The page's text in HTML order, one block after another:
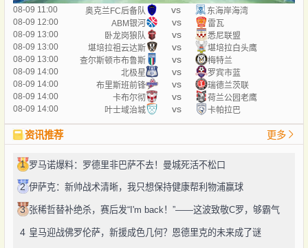
08-09 11:00 奥克兰FC后备队 vs
东海岸海湾
08-09 12:00
ABM银河 vs
雷瓦
08-09 13:00
卧龙岗狼队 vs
悉尼联盟
08-09 13:00
堪培拉祖云达斯 vs
堪培拉白头鹰
08-09 13:00
查尔斯顿市布鲁斯 vs
梅特兰
08-09 14:00
北极星 vs
罗宾市蓝
08-09 14:00
布里斯班前锋 vs
瑞德兰茨联
08-09 14:00
卡布尔彻 vs
荷兰公园老鹰
08-09 14:00
叶士域治城 vs 卡帕拉巴
资讯推荐 更多
1 罗马诺爆料：罗德里非巴萨不去！曼城死活不松口
2 伊萨克：新帅战术清晰，我只想保持健康帮利物浦赢球
3 张稀哲替补绝杀，赛后发“I'm back！”——这波致敬C罗，够霸气
4 皇马迎战佛罗伦萨，新援成色几何？恩德里克的未来成了谜